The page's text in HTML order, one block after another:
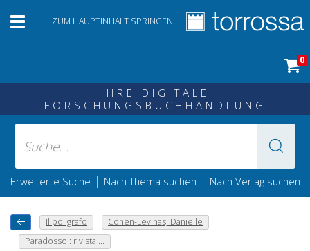
ZUM HAUPTINHALT SPRINGEN
0
IHRE DIGITALE
FORSCHUNGSBUCHHANDLUNG
Erweiterte Suche | Nach Thema suchen | Nach Verlag suchen
Il poligrafo
Cohen-Levinas, Danielle
Paradosso : rivista ...